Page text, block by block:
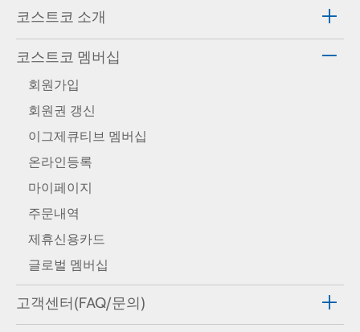
코스트코 소개
코스트코 멤버십
회원가입
회원권 갱신
이그제큐티브 멤버십
온라인등록
마이페이지
주문내역
제휴신용카드
글로벌 멤버십
고객센터(FAQ/문의)